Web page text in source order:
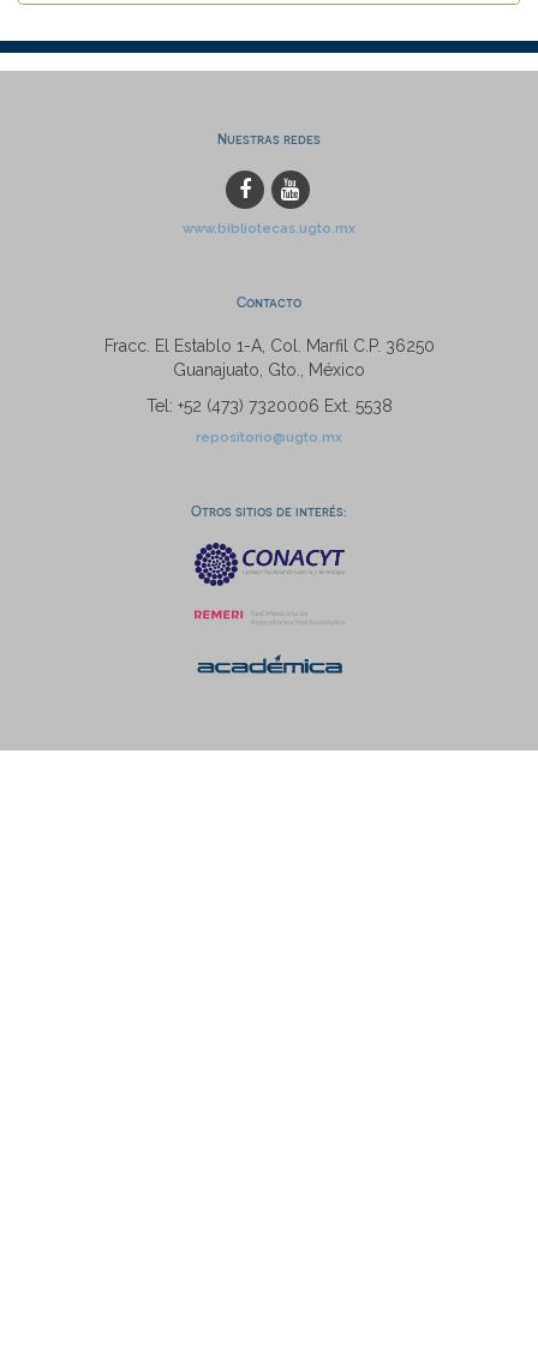
Nuestras redes
www.bibliotecas.ugto.mx
Contacto
Fracc. El Establo 1-A, Col. Marfil C.P. 36250
Guanajuato, Gto., México
Tel: +52 (473) 7320006 Ext. 5538
repositorio@ugto.mx
Otros sitios de interés: